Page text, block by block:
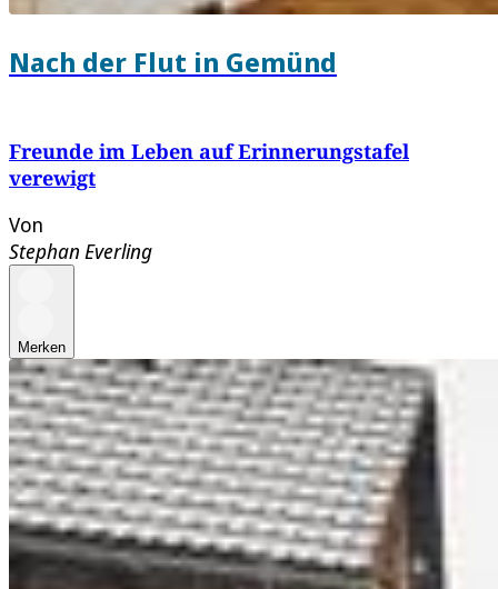
Nach der Flut in Gemünd
Freunde im Leben auf Erinnerungstafel
verewigt
Von
Stephan Everling
Merken